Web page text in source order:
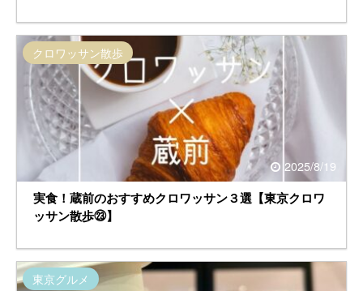
2025/8/19
クロワッサン散歩
実食！蔵前のおすすめクロワッサン３選【東京クロワ
ッサン散歩㉓】
東京グルメ